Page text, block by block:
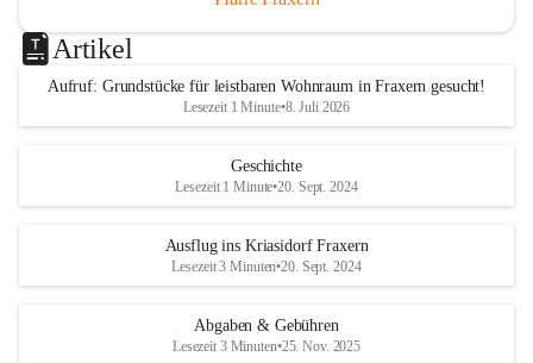
Artikel
Aufruf: Grundstücke für leistbaren Wohnraum in Fraxern gesucht!
Lesezeit 1 Minute•8. Juli 2026
Geschichte
Lesezeit 1 Minute•20. Sept. 2024
Ausflug ins Kriasidorf Fraxern
Lesezeit 3 Minuten•20. Sept. 2024
Abgaben & Gebühren
Lesezeit 3 Minuten•25. Nov. 2025